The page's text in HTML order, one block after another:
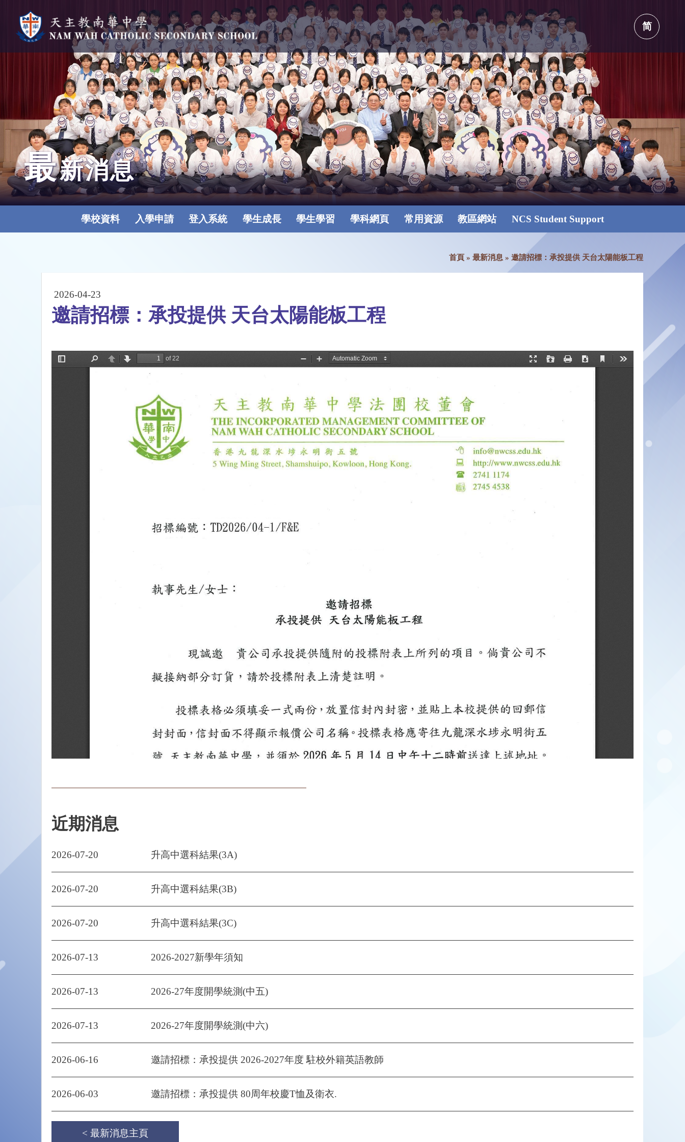
简
最新消息
學校資料 入學申請 登入系統 學生成長 學生學習 學科網頁 常用資源 教區網站 NCS Student Support
首頁» 最新消息 » 邀請招標：承投提供 天台太陽能板工程
2026-04-23
邀請招標：承投提供 天台太陽能板工程
近期消息
2026-07-20 升高中選科結果(3A)
2026-07-20 升高中選科結果(3B)
2026-07-20 升高中選科結果(3C)
2026-07-13 2026-2027新學年須知
2026-07-13 2026-27年度開學統測(中五)
2026-07-13 2026-27年度開學統測(中六)
2026-06-16 邀請招標：承投提供 2026-2027年度 駐校外籍英語教師
2026-06-03 邀請招標：承投提供 80周年校慶T恤及衛衣.
< 最新消息主頁